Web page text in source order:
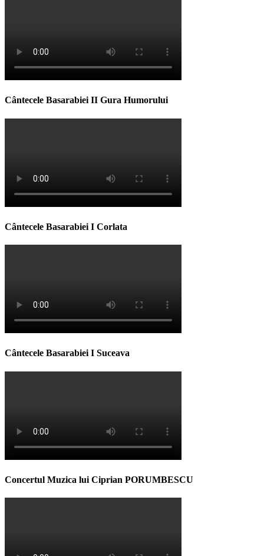
Cântecele Basarabiei II Gura Humorului
Cântecele Basarabiei I Corlata
Cântecele Basarabiei I Suceava
Concertul Muzica lui Ciprian PORUMBESCU